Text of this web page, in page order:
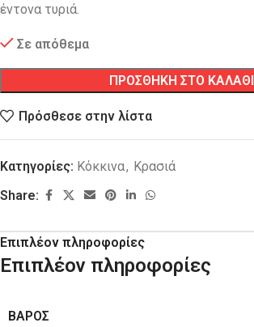
έντονα τυριά.
Σε απόθεμα
ΠΡΟΣΘΗΚΗ ΣΤΟ ΚΑΛΑΘΙ
Πρόσθεσε στην λίστα
Κατηγορίες: Κόκκινα, Κρασιά
Share:
Επιπλέον πληροφορίες
Επιπλέον πληροφορίες
ΒΑΡΟΣ